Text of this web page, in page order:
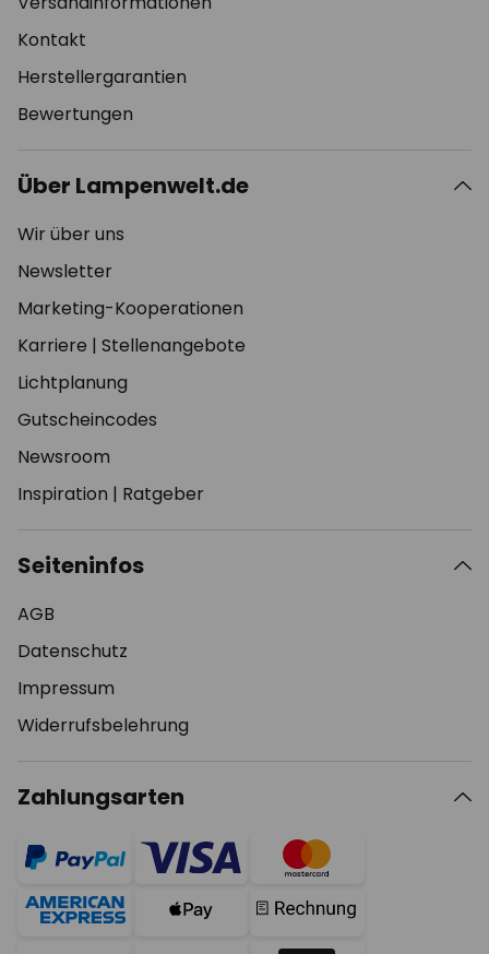
Kontakt
Herstellergarantien
Bewertungen
Über Lampenwelt.de
Wir über uns
Newsletter
Marketing-Kooperationen
Karriere | Stellenangebote
Lichtplanung
Gutscheincodes
Newsroom
Inspiration | Ratgeber
Seiteninfos
AGB
Datenschutz
Impressum
Widerrufsbelehrung
Zahlungsarten